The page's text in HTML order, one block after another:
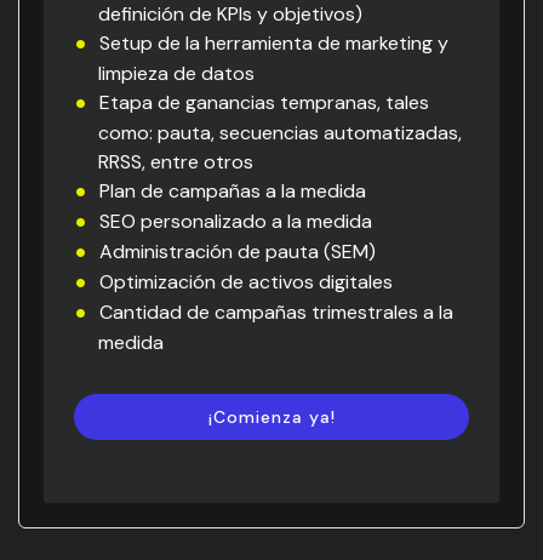
definición de KPIs y objetivos)
Setup de la herramienta de marketing y
limpieza de datos
Etapa de ganancias tempranas, tales
como: pauta, secuencias automatizadas,
RRSS, entre otros
Plan de campañas a la medida
SEO personalizado a la medida
Administración de pauta (SEM)
Optimización de activos digitales
Cantidad de campañas trimestrales a la
medida
¡Comienza ya!